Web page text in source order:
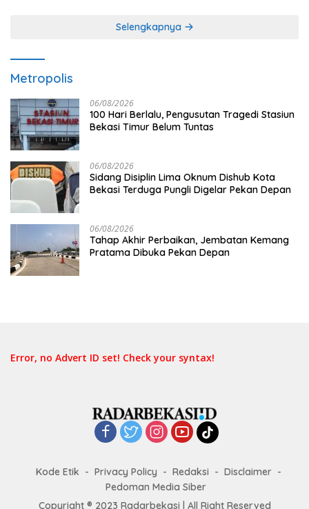
Selengkapnya
Metropolis
06/08/2026
100 Hari Berlalu, Pengusutan Tragedi Stasiun
Bekasi Timur Belum Tuntas
06/08/2026
Sidang Disiplin Lima Oknum Dishub Kota
Bekasi Terduga Pungli Digelar Pekan Depan
06/08/2026
Tahap Akhir Perbaikan, Jembatan Kemang
Pratama Dibuka Pekan Depan
Error, no Advert ID set! Check your syntax!
Kode Etik Privacy Policy Redaksi
Disclaimer
Pedoman Media Siber
Copyright ® 2023 Radarbekasi | All Right Reserved